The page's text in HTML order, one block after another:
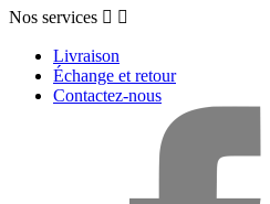
Nos services  
Livraison
Échange et retour
Contactez-nous